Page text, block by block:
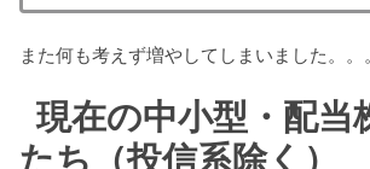
また何も考えず増やしてしまいました。。
現在の中小型・配当
たち（投信系除く）